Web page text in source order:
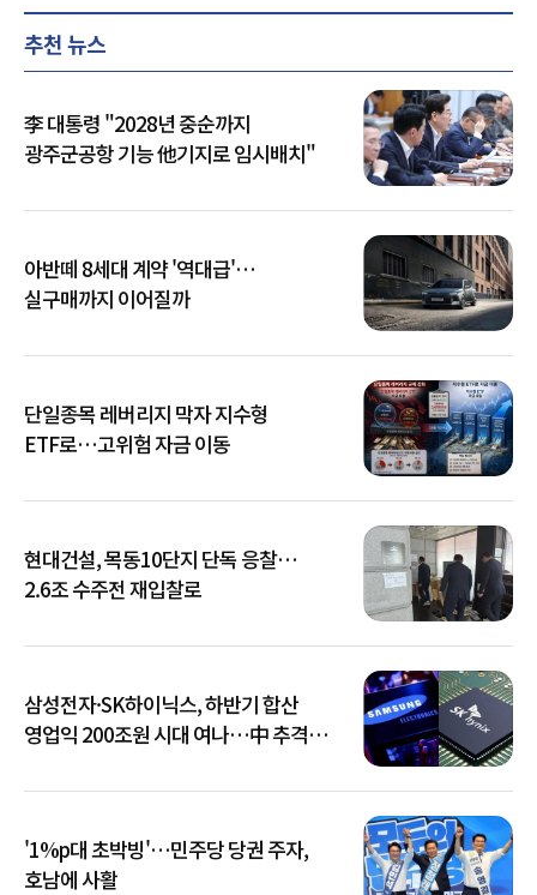
추천 뉴스
李 대통령 "2028년 중순까지
광주군공항 기능 他기지로 임시배치"
아반떼 8세대 계약 '역대급'…
실구매까지 이어질까
단일종목 레버리지 막자 지수형
ETF로…고위험 자금 이동
현대건설, 목동10단지 단독 응찰…
2.6조 수주전 재입찰로
삼성전자·SK하이닉스, 하반기 합산
영업익 200조원 시대 여나…中 추격은
'1%p대 초박빙'…민주당 당권 주자,
호남에 사활